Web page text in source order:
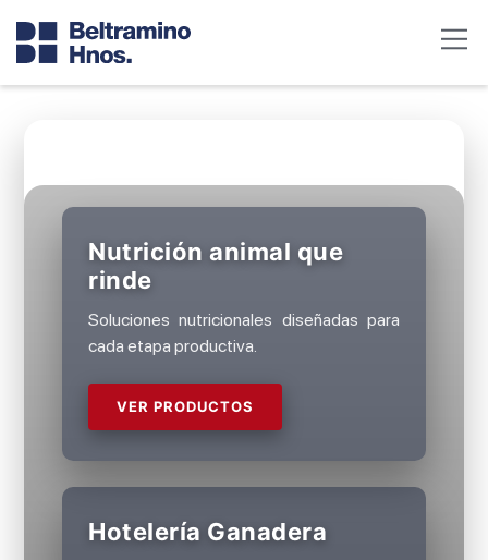
Nutrición animal que
rinde
Soluciones nutricionales diseñadas para
cada etapa productiva.
VER PRODUCTOS
Hotelería Ganadera